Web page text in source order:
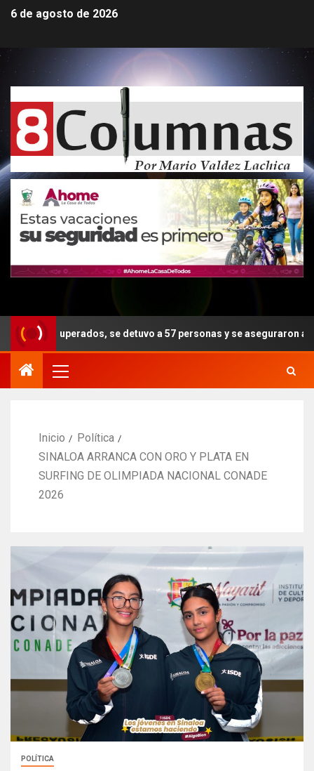
6 de agosto de 2026
se detuvo a 57 personas y se aseguraron armas,
Inicio
Política
SINALOA ARRANCA CON ORO Y PLATA EN
SURFING DE OLIMPIADA NACIONAL CONADE
2026
POLÍTICA